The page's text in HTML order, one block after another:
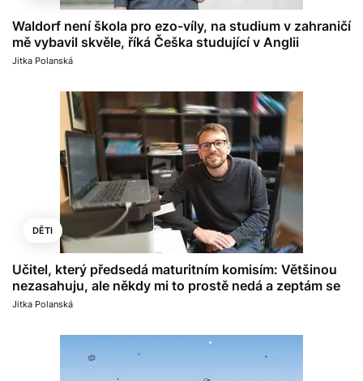
Waldorf není škola pro ezo-víly, na studium v zahraničí
mě vybavil skvěle, říká Češka studující v Anglii
Jitka Polanská
DĚTI
Učitel, který předsedá maturitním komisím: Většinou
nezasahuju, ale někdy mi to prostě nedá a zeptám se
Jitka Polanská